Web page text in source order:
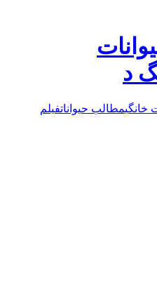
د
خانگیمطالب حیواناتفیلم